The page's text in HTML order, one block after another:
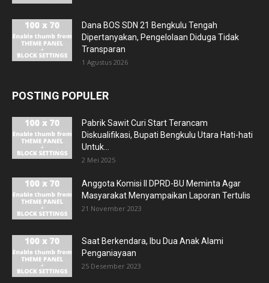
Dana BOS SDN 21 Bengkulu Tengah
Dipertanyakan, Pengelolaan Diduga Tidak
Transparan
1 Agustus 2026
POSTING POPULER
Pabrik Sawit Curi Start Terancam
Diskualifikasi, Bupati Bengkulu Utara Hati-hati
Untuk...
2 Mei 2025
Anggota Komisi II DPRD-BU Meminta Agar
Masyarakat Menyampaikan Laporan Tertulis
21 November 2023
Saat Berkendara, Ibu Dua Anak Alami
Penganiayaan
25 Desember 2023